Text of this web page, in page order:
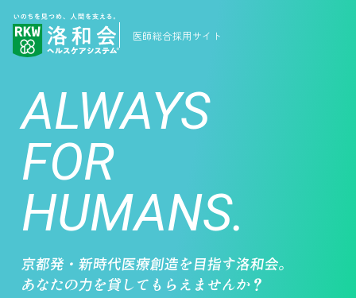
医師総合採用サイト
ALWAYS
FOR
HUMANS.
京都発・新時代医療創造を目指す洛和会。
あなたの力を貸してもらえませんか？